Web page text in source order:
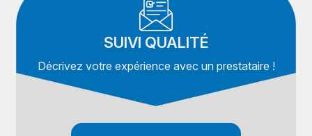
SUIVI QUALITÉ
Décrivez votre expérience avec un prestataire !